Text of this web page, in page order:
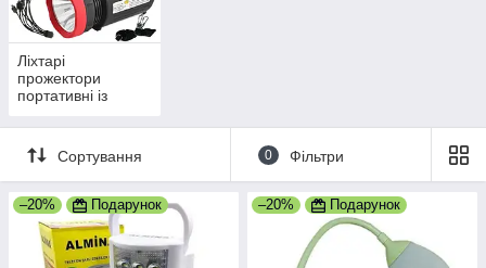
Ліхтарі
прожектори
портативні із
зарядкою
Сортування
0 Фільтри
–20% Подарунок –20% Подарунок